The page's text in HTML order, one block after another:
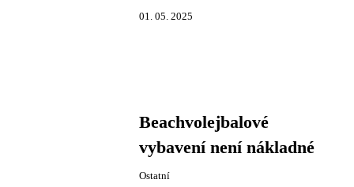
01. 05. 2025
Beachvolejbalové
vybavení není nákladné
Ostatní